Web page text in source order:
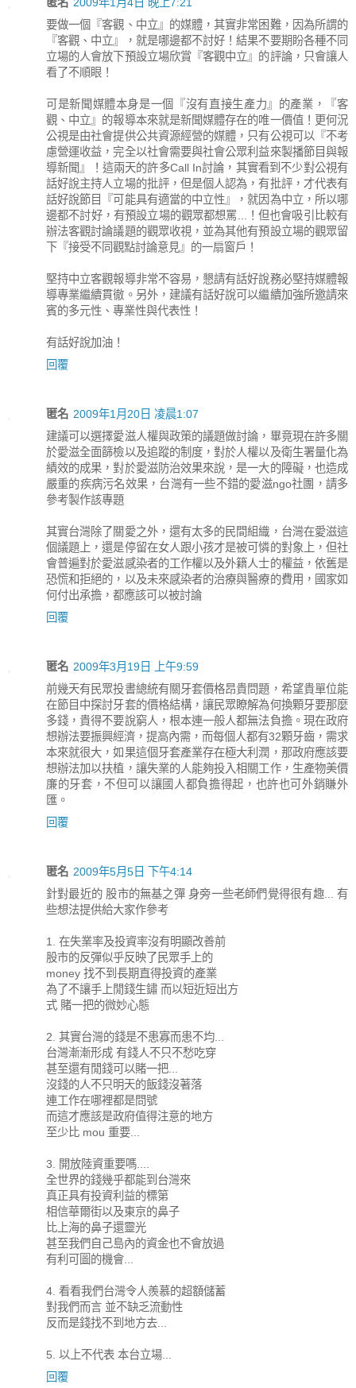
要做一個『客觀、中立』的媒體，其實非常困難，因為所謂的
『客觀、中立』，就是哪邊都不討好！結果不要期盼各種不同
立場的人會放下預設立場欣賞『客觀中立』的評論，只會讓人
看了不順眼！
可是新聞媒體本身是一個『沒有直接生產力』的產業，『客
觀、中立』的報導本來就是新聞媒體存在的唯一價值！更何況
公視是由社會提供公共資源經營的媒體，只有公視可以『不考
慮營運收益，完全以社會需要與社會公眾利益來製播節目與報
導新聞』！這兩天的許多Call In討論，其實看到不少對公視有
話好說主持人立場的批評，但是個人認為，有批評，才代表有
話好說節目『可能具有適當的中立性』，就因為中立，所以哪
邊都不討好，有預設立場的觀眾都想罵...！但也會吸引比較有
辦法客觀討論議題的觀眾收視，並為其他有預設立場的觀眾留
下『接受不同觀點討論意見』的一扇窗戶！
堅持中立客觀報導非常不容易，懇請有話好說務必堅持媒體報
導專業繼續貫徹。另外，建議有話好說可以繼續加強所邀請來
賓的多元性、專業性與代表性！
有話好說加油！
回覆
匿名 2009年1月20日 凌晨1:07
建議可以選擇愛滋人權與政策的議題做討論，畢竟現在許多關
於愛滋全面篩檢以及追蹤的制度，對於人權以及衛生署量化為
績效的成果，對於愛滋防治效果來說，是一大的障礙，也造成
嚴重的疾病污名效果，台灣有一些不錯的愛滋ngo社團，請多
參考製作該專題
其實台灣除了關愛之外，還有太多的民間組織，台灣在愛滋這
個議題上，還是停留在女人跟小孩才是被可憐的對象上，但社
會普遍對於愛滋感染者的工作權以及外籍人士的權益，依舊是
恐慌和拒絕的，以及未來感染者的治療與醫療的費用，國家如
何付出承擔，都應該可以被討論
回覆
匿名 2009年3月19日 上午9:59
前幾天有民眾投書總統有關牙套價格昂貴問題，希望貴單位能
在節目中探討牙套的價格結構，讓民眾瞭解為何換顆牙要那麼
多錢，貴得不要說窮人，根本連一般人都無法負擔。現在政府
想辦法要振興經濟，提高內需，而每個人都有32顆牙齒，需求
本來就很大，如果這個牙套產業存在極大利潤，那政府應該要
想辦法加以扶植，讓失業的人能夠投入相關工作，生產物美價
廉的牙套，不但可以讓國人都負擔得起，也許也可外銷賺外
匯。
回覆
匿名 2009年5月5日 下午4:14
針對最近的 股市的無基之彈 身旁一些老師們覺得很有趣... 有
些想法提供給大家作參考
1. 在失業率及投資率沒有明顯改善前
股市的反彈似乎反映了民眾手上的
money 找不到長期直得投資的產業
為了不讓手上閒錢生鏽 而以短近短出方
式 賭一把的微妙心態
2. 其實台灣的錢是不患寡而患不均...
台灣漸漸形成 有錢人不只不愁吃穿
甚至還有閒錢可以賭一把...
沒錢的人不只明天的飯錢沒著落
連工作在哪裡都是問號
而這才應該是政府值得注意的地方
至少比 mou 重要...
3. 開放陸資重要嗎....
全世界的錢幾乎都能到台灣來
真正具有投資利益的標第
相信華爾街以及東京的鼻子
比上海的鼻子還靈光
甚至我們自己島內的資金也不會放過
有利可圖的機會...
4. 看看我們台灣令人羨慕的超額儲蓄
對我們而言 並不缺乏流動性
反而是錢找不到地方去...
5. 以上不代表 本台立場...
回覆